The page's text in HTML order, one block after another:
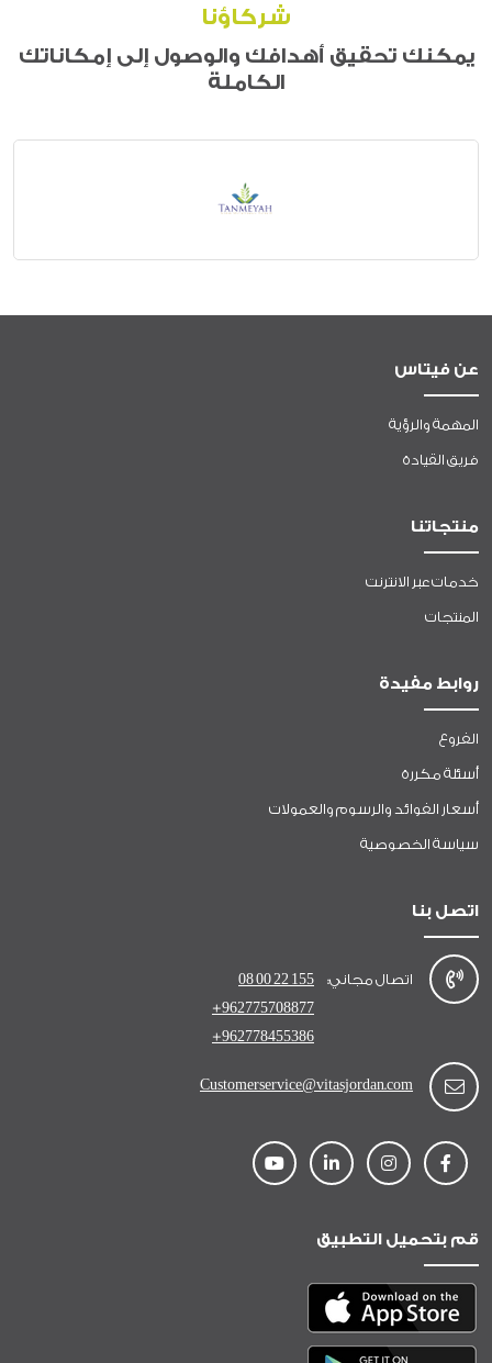
شركاؤنا
يمكنك تحقيق أهدافك والوصول إلى إمكاناتك
الكاملة
عن فيتاس
المهمة والرؤية
فريق القيادة
منتجاتنا
خدمات عبر الانترنت
المنتجات
روابط مفيدة
الفروع
أسئلة مكررة
أسعار الفوائد والرسوم والعمولات
سياسة الخصوصية
اتصل بنا
اتصال مجاني:
08 00 22 155
+962775708877
+962778455386
Customerservice@vitasjordan.com
قم بتحميل التطبيق